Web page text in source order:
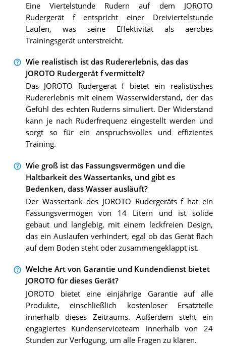
Eine Viertelstunde Rudern auf dem JOROTO
Rudergerät f entspricht einer Dreiviertelstunde
Laufen, was seine Effektivität als aerobes
Trainingsgerät unterstreicht.
Wie realistisch ist das Rudererlebnis, das das
JOROTO Rudergerät f vermittelt?
Das JOROTO Rudergerät f bietet ein realistisches
Rudererlebnis mit einem Wasserwiderstand, der das
Gefühl des echten Ruderns simuliert. Der Widerstand
kann je nach Ruderfrequenz eingestellt werden und
sorgt so für ein anspruchsvolles und effizientes
Training.
Wie groß ist das Fassungsvermögen und die
Haltbarkeit des Wassertanks, und gibt es
Bedenken, dass Wasser ausläuft?
Der Wassertank des JOROTO Rudergeräts f hat ein
Fassungsvermögen von 14 Litern und ist solide
gebaut und langlebig, mit einem leckfreien Design,
das ein Auslaufen verhindert, egal ob das Gerät flach
auf dem Boden steht oder zusammengeklappt ist.
Welche Art von Garantie und Kundendienst bietet
JOROTO für dieses Gerät?
JOROTO bietet eine einjährige Garantie auf alle
Produkte, einschließlich kostenloser Ersatzteile
innerhalb dieses Zeitraums. Außerdem steht ein
engagiertes Kundenserviceteam innerhalb von 24
Stunden zur Verfügung, um alle Fragen zu klären.